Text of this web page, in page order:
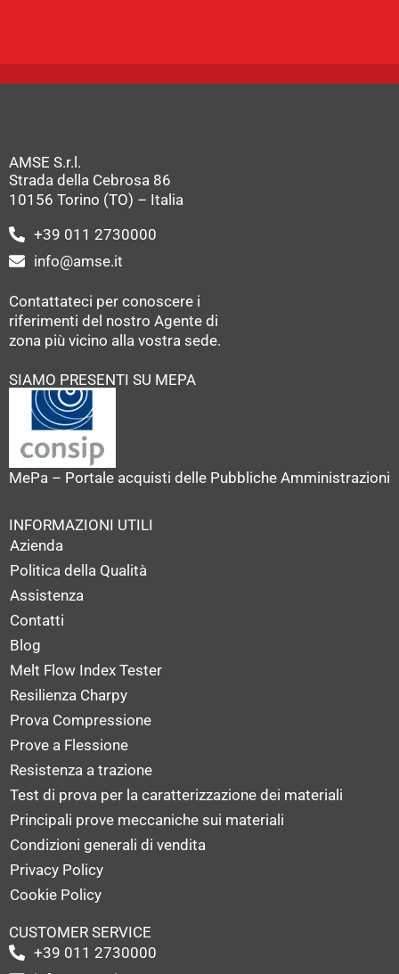
AMSE S.r.l.
Strada della Cebrosa 86
10156 Torino (TO) – Italia
+39 011 2730000
info@amse.it
Contattateci per conoscere i
riferimenti del nostro Agente di
zona più vicino alla vostra sede.
SIAMO PRESENTI SU MEPA
MePa – Portale acquisti delle Pubbliche Amministrazioni
INFORMAZIONI UTILI
Azienda
Politica della Qualità
Assistenza
Contatti
Blog
Melt Flow Index Tester
Resilienza Charpy
Prova Compressione
Prove a Flessione
Resistenza a trazione
Test di prova per la caratterizzazione dei materiali
Principali prove meccaniche sui materiali
Condizioni generali di vendita
Privacy Policy
Cookie Policy
CUSTOMER SERVICE
+39 011 2730000